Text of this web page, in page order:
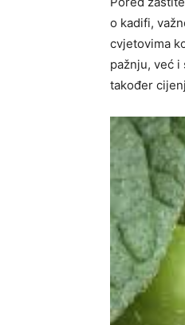
o kadifi,
cvjetovima
pažnju, već
također